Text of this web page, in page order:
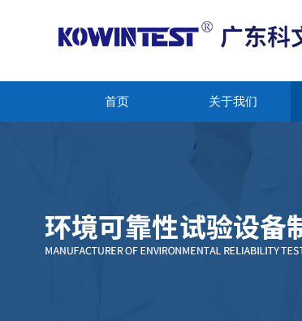
首页 关于我们